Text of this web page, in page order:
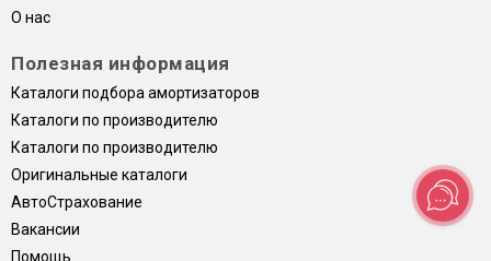
О нас
Полезная информация
Каталоги подбора амортизаторов
Каталоги по производителю
Каталоги по производителю
Оригинальные каталоги
АвтоСтрахование
Вакансии
Помощь